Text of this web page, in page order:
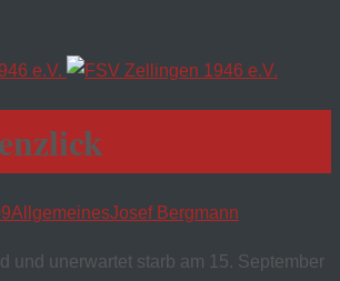
AllgemeinesJosef Bergmann
und unerwartet starb am 15. September